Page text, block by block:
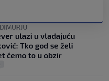
ulazi u vladajuću
Tko god se želi
ćemo to u obzir